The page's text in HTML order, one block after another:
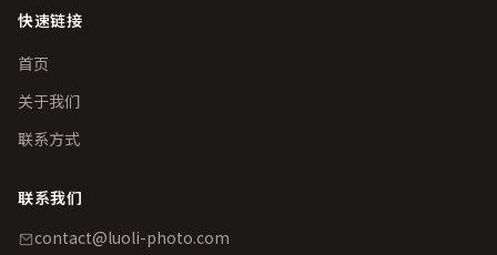
快速链接
首页
关于我们
联系方式
联系我们
contact@luoli-photo.com